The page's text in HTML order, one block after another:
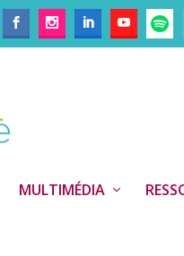
MULTIMÉDIA